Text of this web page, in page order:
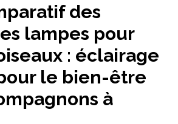
des
lampes pour
: éclairage
le bien-être
à